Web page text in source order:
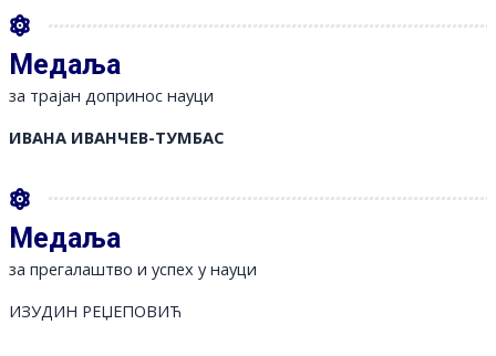
Медаља
за трајан допринос науци
ИВАНА ИВАНЧЕВ-ТУМБАС
Медаља
за прегалаштво и успех у науци
ИЗУДИН РЕЏЕПОВИЋ